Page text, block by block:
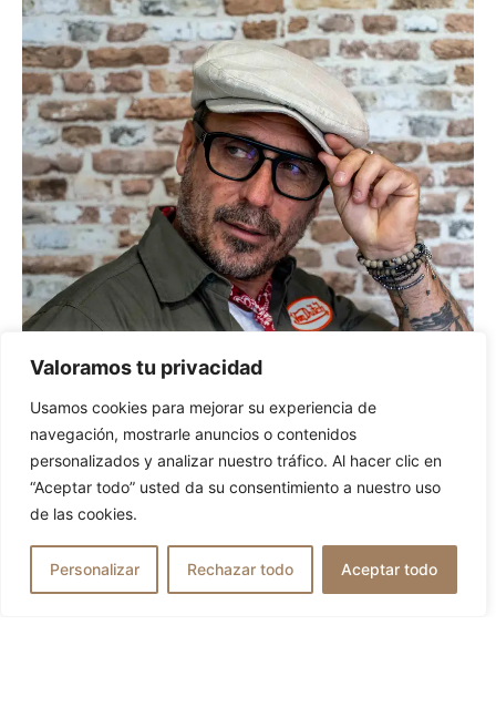
Valoramos tu privacidad
Usamos cookies para mejorar su experiencia de
navegación, mostrarle anuncios o contenidos
personalizados y analizar nuestro tráfico. Al hacer clic en
“Aceptar todo” usted da su consentimiento a nuestro uso
de las cookies.
Personalizar Rechazar todo Aceptar todo
Gorra BIRMINGHAN Beige
Boinas Peaky Blinders
64,95€
51,96€